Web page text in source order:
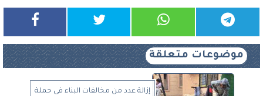
موضوعات متعلقة
إزالة عدد من مخالفات البناء فى حملة